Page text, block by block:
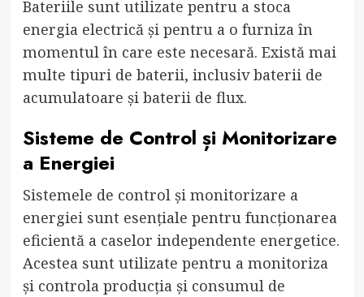
Bateriile sunt utilizate pentru a stoca
energia electrică și pentru a o furniza în
momentul în care este necesară. Există mai
multe tipuri de baterii, inclusiv baterii de
acumulatoare și baterii de flux.
Sisteme de Control și Monitorizare
a Energiei
Sistemele de control și monitorizare a
energiei sunt esențiale pentru funcționarea
eficientă a caselor independente energetice.
Acestea sunt utilizate pentru a monitoriza
și controla producția și consumul de